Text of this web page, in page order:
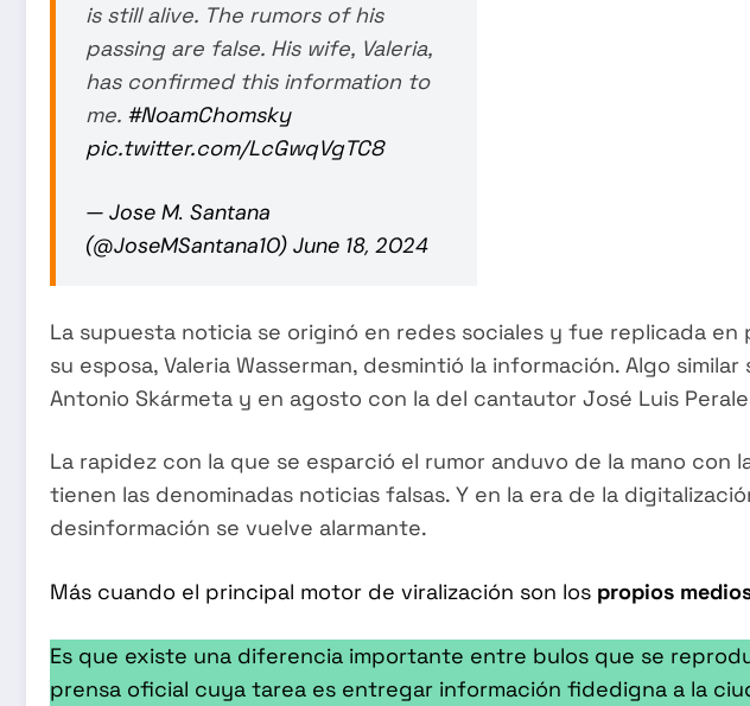
is still alive. The rumors of his
passing are false. His wife, Valeria,
has confirmed this information to
me. #NoamChomsky
pic.twitter.com/LcGwqVgTC8
— Jose M. Santana
(@JoseMSantana10) June 18, 2024
La supuesta noticia se originó en redes sociales y fue replicada
su esposa, Valeria Wasserman, desmintió la información. Algo
Antonio Skármeta y en agosto con la del cantautor José Luis
La rapidez con la que se esparció el rumor anduvo de la mano
tienen las denominadas noticias falsas. Y en la era de la
desinformación se vuelve alarmante.
Más cuando el principal motor de viralización son los propios
Es que existe una diferencia importante entre bulos que se
prensa oficial cuya tarea es entregar información fidedigna a la